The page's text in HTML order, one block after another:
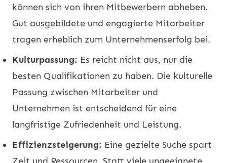
können sich von ihren Mitbewerbern abheben.
Gut ausgebildete und engagierte Mitarbeiter
tragen erheblich zum Unternehmenserfolg bei.
Kulturpassung: Es reicht nicht aus, nur die
besten Qualifikationen zu haben. Die kulturelle
Passung zwischen Mitarbeiter und
Unternehmen ist entscheidend für eine
langfristige Zufriedenheit und Leistung.
Effizienzsteigerung: Eine gezielte Suche spart